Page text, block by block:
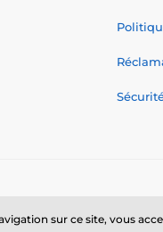
sur ce site, vous